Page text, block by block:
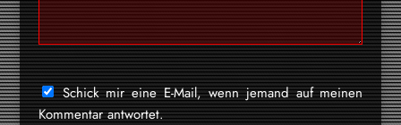
Schick mir eine E-Mail, wenn jemand auf meinen
Kommentar antwortet.